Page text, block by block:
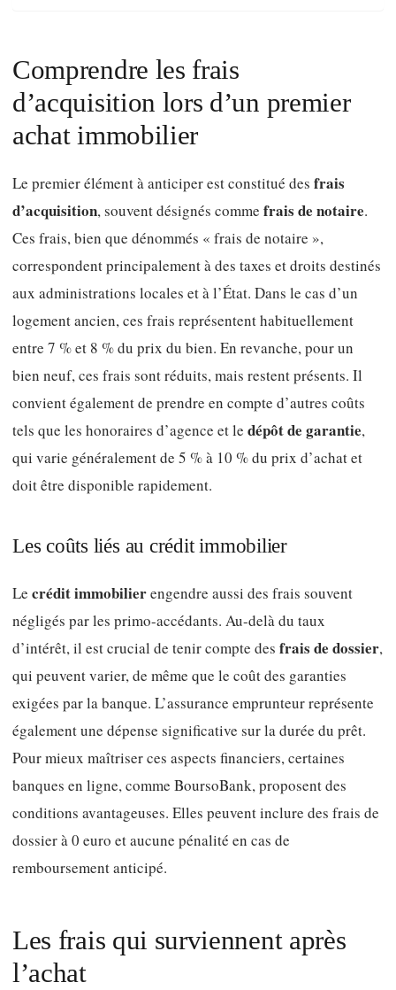
Comprendre les frais
d’acquisition lors d’un premier
achat immobilier
Le premier élément à anticiper est constitué des frais
d’acquisition, souvent désignés comme frais de notaire.
Ces frais, bien que dénommés « frais de notaire »,
correspondent principalement à des taxes et droits destinés
aux administrations locales et à l’État. Dans le cas d’un
logement ancien, ces frais représentent habituellement
entre 7 % et 8 % du prix du bien. En revanche, pour un
bien neuf, ces frais sont réduits, mais restent présents. Il
convient également de prendre en compte d’autres coûts
tels que les honoraires d’agence et le dépôt de garantie,
qui varie généralement de 5 % à 10 % du prix d’achat et
doit être disponible rapidement.
Les coûts liés au crédit immobilier
Le crédit immobilierengendre aussi des frais souvent
négligés par les primo-accédants. Au-delà du taux
d’intérêt, il est crucial de tenir compte des frais de dossier,
qui peuvent varier, de même que le coût des garanties
exigées par la banque. L’assurance emprunteur représente
également une dépense significative sur la durée du prêt.
Pour mieux maîtriser ces aspects financiers, certaines
banques en ligne, comme BoursoBank, proposent des
conditions avantageuses. Elles peuvent inclure des frais de
dossier à 0 euro et aucune pénalité en cas de
remboursement anticipé.
Les frais qui surviennent après
l’achat